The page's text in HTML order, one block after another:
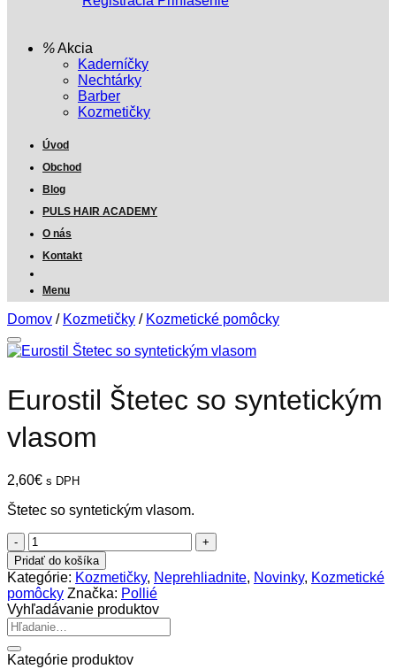
Akcia
Kaderníčky
Nechtárky
Barber
Kozmetičky
Úvod
Obchod
Blog
PULS HAIR ACADEMY
O nás
Kontakt
Menu
Domov / Kozmetičky / Kozmetické pomôcky
Eurostil Štetec so syntetickým
vlasom
2,60€ s DPH
Štetec so syntetickým vlasom.
množstvo
Eurostil
Štetec
so
syntetickým
vlasom
Pridať do košíka
Kategórie: Kozmetičky, Neprehliadnite, Novinky, Kozmetické
pomôcky Značka: Pollié
Vyhľadávanie produktov
Hľadať:
Kategórie produktov